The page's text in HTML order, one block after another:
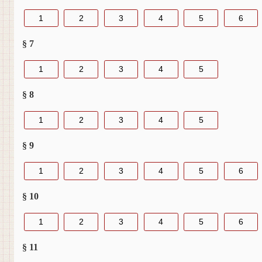
1 2 3 4 5 6
§ 7
1 2 3 4 5
§ 8
1 2 3 4 5
§ 9
1 2 3 4 5 6
§ 10
1 2 3 4 5 6
§ 11